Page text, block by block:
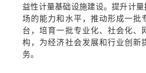
益性计量基础设施建设。提升计
场的能力和水平，推动形成一批
台，培育一批专业化、社会化、
构，为经济社会发展和行业创新
务。